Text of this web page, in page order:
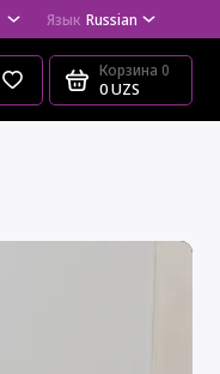
Язык Russian
Корзина 0
0 UZS